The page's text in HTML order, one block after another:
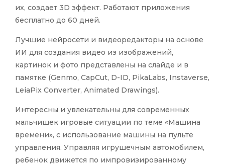
их, создает 3D эффект. Работают приложения
бесплатно до 60 дней.
Лучшие нейросети и видеоредакторы на основе
ИИ для создания видео из изображений,
картинок и фото представлены на слайде и в
памятке (Genmo, CapCut, D-ID, PikaLabs, Instaverse,
LeiaPix Converter, Animated Drawings).
Интересны и увлекательны для современных
мальчишек игровые ситуации по теме «Машина
времени», с использование машины на пульте
управления. Управляя игрушечным автомобилем,
ребенок движется по импровизированному